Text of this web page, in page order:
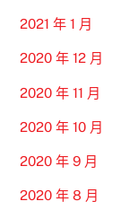
2021 年 1 月
2020 年 12 月
2020 年 11 月
2020 年 10 月
2020 年 9 月
2020 年 8 月